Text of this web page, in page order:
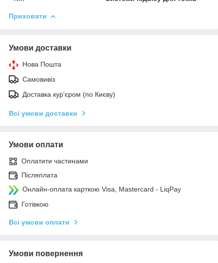
Приховати
Умови доставки
Нова Пошта
Самовивіз
Доставка кур'єром (по Києву)
Всі умови доставки
Умови оплати
Оплатити частинами
Післяплата
Онлайн-оплата карткою Visa, Mastercard - LiqPay
Готівкою
Всі умови оплати
Умови повернення